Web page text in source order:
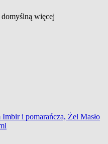
domyślną więcej
i pomarańcza, Żel Masło